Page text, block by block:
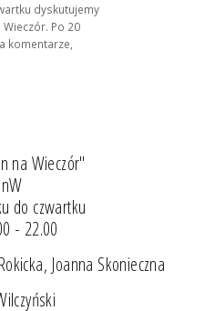
dyskutujemy
Wieczór. Po 20
komentarze,
na Wieczór"
do czwartku
- 22.00
Joanna Skonieczna